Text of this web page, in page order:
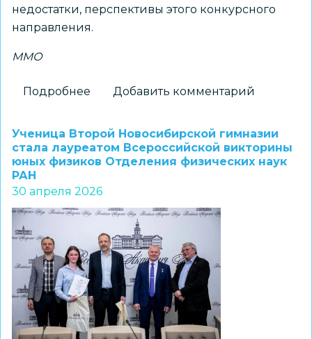
недостатки, перспективы этого конкурсного
направления.
ММО
Подробнее
муниципальное
методическое
объединение
по
физической
культуре
Добавить комментарий
Ученица Второй Новосибирской гимназии
стала лауреатом Всероссийской викторины
юных физиков Отделения физических наук
РАН
30 апреля 2026